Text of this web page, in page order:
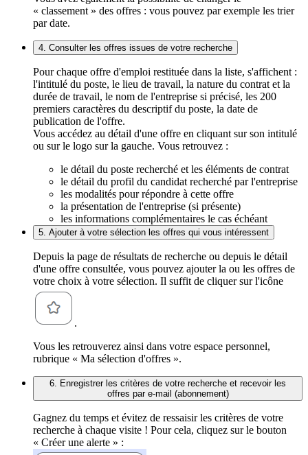
« classement » des offres : vous pouvez par exemple les trier
par date.
4. Consulter les offres issues de votre recherche
Pour chaque offre d'emploi restituée dans la liste, s'affichent :
l'intitulé du poste, le lieu de travail, la nature du contrat et la
durée de travail, le nom de l'entreprise si précisé, les 200
premiers caractères du descriptif du poste, la date de
publication de l'offre.
Vous accédez au détail d'une offre en cliquant sur son intitulé
ou sur le logo sur la gauche. Vous retrouvez :
le détail du poste recherché et les éléments de contrat
le détail du profil du candidat recherché par l'entreprise
les modalités pour répondre à cette offre
la présentation de l'entreprise (si présente)
les informations complémentaires le cas échéant
5. Ajouter à votre sélection les offres qui vous intéressent
Depuis la page de résultats de recherche ou depuis le détail
d'une offre consultée, vous pouvez ajouter la ou les offres de
votre choix à votre sélection. Il suffit de cliquer sur l'icône
.
Vous les retrouverez ainsi dans votre espace personnel,
rubrique « Ma sélection d'offres ».
6. Enregistrer les critères de votre recherche et recevoir les
offres par e-mail (abonnement)
Gagnez du temps et évitez de ressaisir les critères de votre
recherche à chaque visite ! Pour cela, cliquez sur le bouton
« Créer une alerte » :